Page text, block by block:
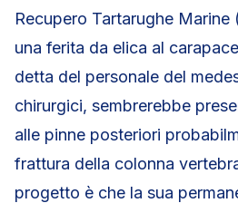
Recupero Tartarughe Marine
una ferita da elica al
detta del personale del
chirurgici, sembrerebbe
alle pinne posteriori
frattura della colonna
progetto è che la sua